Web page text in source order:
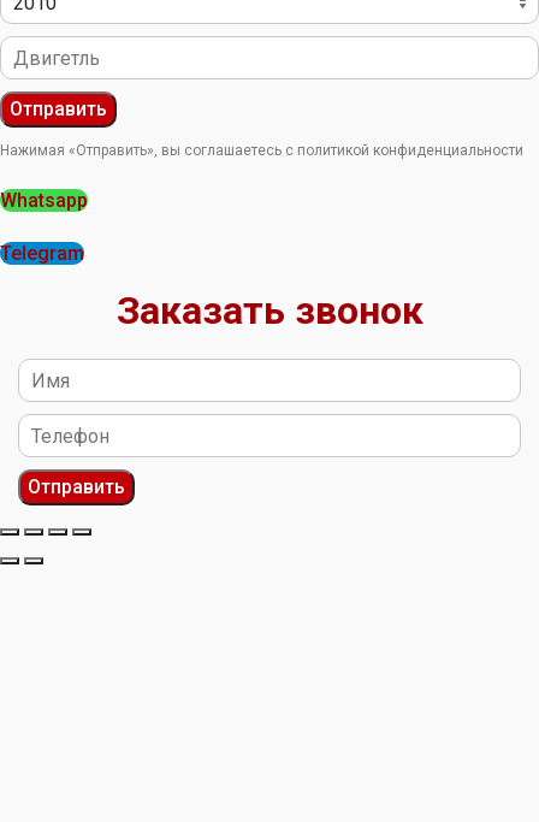
Отправить
Нажимая «Отправить», вы соглашаетесь с политикой конфиденциальности
Whatsapp
Telegram
Заказать звонок
Отправить